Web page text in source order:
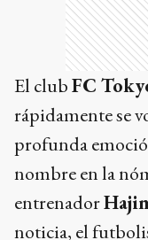
El clubFC
rápidamente se
profunda
nombre en la
entrenador
noticia, el